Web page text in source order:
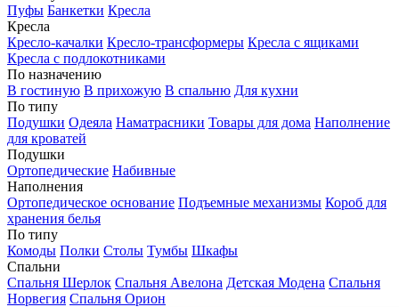
Пуфы Банкетки Кресла
Кресла
Кресло-качалки Кресло-трансформеры Кресла с ящиками
Кресла с подлокотниками
По назначению
В гостиную В прихожую В спальню Для кухни
По типу
Подушки Одеяла Наматрасники Товары для дома Наполнение
для кроватей
Подушки
Ортопедические Набивные
Наполнения
Ортопедическое основание Подъемные механизмы Короб для
хранения белья
По типу
Комоды Полки Столы Тумбы Шкафы
Спальни
Спальня Шерлок Спальня Авелона Детская Модена Спальня
Норвегия Спальня Орион